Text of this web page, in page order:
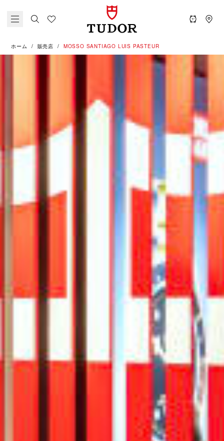
ホーム 販売店 ‭MOSSO SANTIAGO LUIS PASTEUR‬